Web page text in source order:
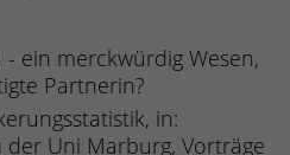
- ein merckwürdig Wesen,
Partnerin?
in:
Uni Marburg, Vorträge